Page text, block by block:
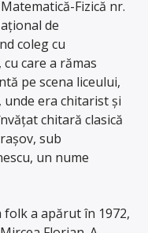
Fizică nr.
de
coleg cu
care a rămas
pe scena liceului,
unde era chitarist și
chitară clasică
sub
un nume
a apărut în 1972,